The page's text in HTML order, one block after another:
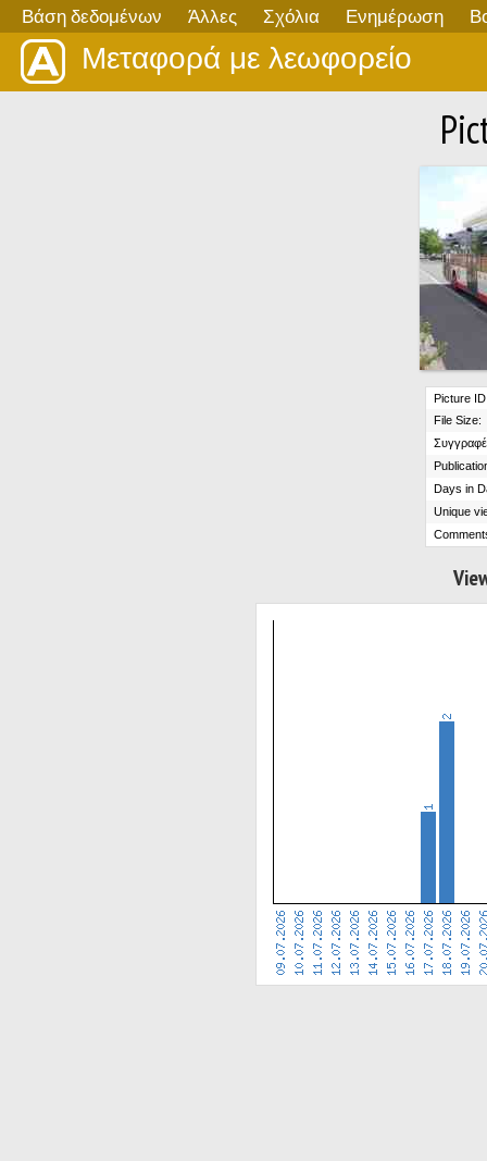
Βάση δεδομένων Άλλες Σχόλια Ενημέρωση
Μεταφορά με λεωφορείο
Picture
File Size:
Days in
Unique